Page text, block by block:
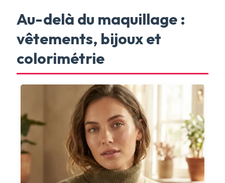
Au-delà du maquillage :
vêtements, bijoux et
colorimétrie